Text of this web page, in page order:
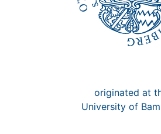
originated at
University of